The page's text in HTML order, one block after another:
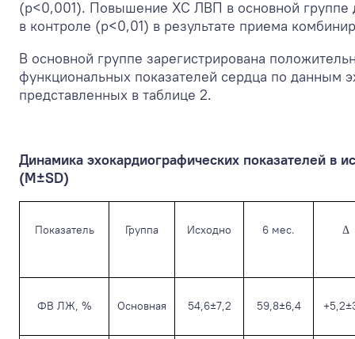
(p<0,001). Повышение ХС ЛВП в основной группе
в контроле (p<0,01) в результате приема
В основной группе зарегистрирована
функциональных показателей сердца по данным
представленных в таблице 2.
Динамика эхокардиографических показателей в
(M±SD)
Показатель Группа Исходно 6 мес. Δ
ФВ ЛЖ, % Основная 54,6±7,2 59,8±6,4